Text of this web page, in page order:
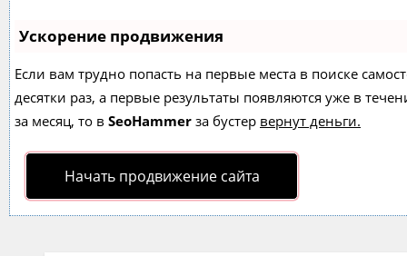
Ускорение продвижения
Если вам трудно попасть на первые места в поиске
десятки раз, а первые результаты появляются уже в
за месяц, то в SeoHammer за бустер вернут деньги.
Начать продвижение сайта